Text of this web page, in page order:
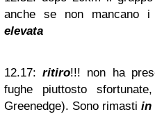
anche se non mancano
elevata
12.17: ritiro!!! non ha
fughe piuttosto sfortunate,
Greenedge). Sono rimasti in